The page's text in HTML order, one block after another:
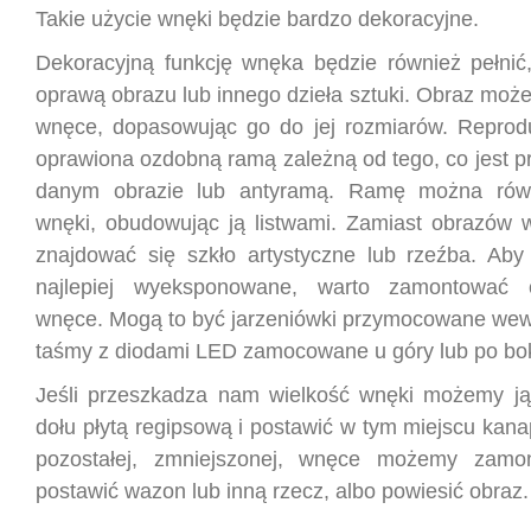
Takie użycie wnęki będzie bardzo dekoracyjne.
Dekoracyjną funkcję wnęka będzie również
oprawą obrazu lub innego dzieła sztuki. Obraz
wnęce, dopasowując go do jej rozmiarów.
oprawiona ozdobną ramą zależną od tego, co jest
danym obrazie lub antyramą. Ramę można
wnęki, obudowując ją listwami. Zamiast obrazów
znajdować się szkło artystyczne lub rzeźba. Aby
najlepiej wyeksponowane, warto zamontować
wnęce. Mogą to być jarzeniówki przymocowane
taśmy z diodami LED zamocowane u góry lub po
Jeśli przeszkadza nam wielkość wnęki możemy
dołu płytą regipsową i postawić w tym miejscu
pozostałej, zmniejszonej, wnęce możemy
postawić wazon lub inną rzecz, albo powiesić obraz.